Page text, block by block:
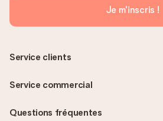
Je m'inscris !
Questions fréquentes
Service clients
Service commercial